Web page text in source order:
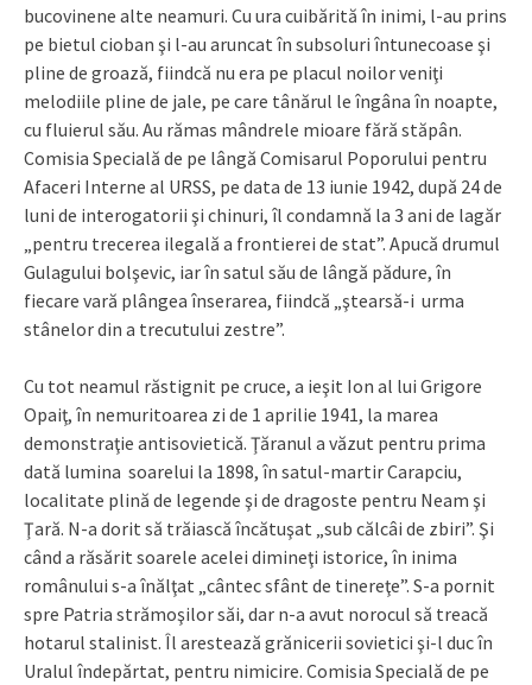
bucovinene alte neamuri. Cu ura cuibărită în inimi, l-au prins
pe bietul cioban şi l-au aruncat în subsoluri întunecoase şi
pline de groază, fiindcă nu era pe placul noilor veniţi
melodiile pline de jale, pe care tânărul le îngâna în noapte,
cu fluierul său. Au rămas mândrele mioare fără stăpân.
Comisia Specială de pe lângă Comisarul Poporului pentru
Afaceri Interne al URSS, pe data de 13 iunie 1942, după 24 de
luni de interogatorii şi chinuri, îl condamnă la 3 ani de lagăr
„pentru trecerea ilegală a frontierei de stat”. Apucă drumul
Gulagului bolşevic, iar în satul său de lângă pădure, în
fiecare vară plângea înserarea, fiindcă „ştearsă-i urma
stânelor din a trecutului zestre”.
Cu tot neamul răstignit pe cruce, a ieşit Ion al lui Grigore
Opaiţ, în nemuritoarea zi de 1 aprilie 1941, la marea
demonstraţie antisovietică. Ţăranul a văzut pentru prima
dată lumina soarelui la 1898, în satul-martir Carapciu,
localitate plină de legende şi de dragoste pentru Neam şi
Ţară. N-a dorit să trăiască încătuşat „sub călcâi de zbiri”. Şi
când a răsărit soarele acelei dimineţi istorice, în inima
românului s-a înălţat „cântec sfânt de tinereţe”. S-a pornit
spre Patria strămoşilor săi, dar n-a avut norocul să treacă
hotarul stalinist. Îl arestează grănicerii sovietici şi-l duc în
Uralul îndepărtat, pentru nimicire. Comisia Specială de pe